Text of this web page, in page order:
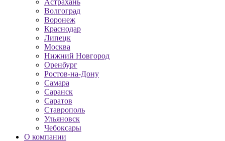
Астрахань
Волгоград
Воронеж
Краснодар
Липецк
Москва
Нижний Новгород
Оренбург
Ростов-на-Дону
Самара
Саранск
Саратов
Ставрополь
Ульяновск
Чебоксары
О компании